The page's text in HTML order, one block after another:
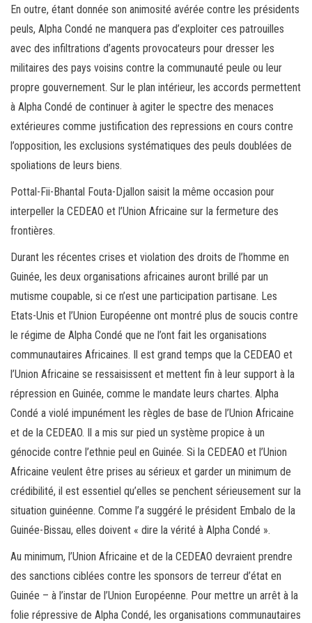
En outre, étant donnée son animosité avérée contre les présidents
peuls, Alpha Condé ne manquera pas d’exploiter ces patrouilles
avec des infiltrations d’agents provocateurs pour dresser les
militaires des pays voisins contre la communauté peule ou leur
propre gouvernement. Sur le plan intérieur, les accords permettent
à Alpha Condé de continuer à agiter le spectre des menaces
extérieures comme justification des repressions en cours contre
l’opposition, les exclusions systématiques des peuls doublées de
spoliations de leurs biens.
Pottal-Fii-Bhantal Fouta-Djallon saisit la même occasion pour
interpeller la CEDEAO et l’Union Africaine sur la fermeture des
frontières.
Durant les récentes crises et violation des droits de l’homme en
Guinée, les deux organisations africaines auront brillé par un
mutisme coupable, si ce n’est une participation partisane. Les
Etats-Unis et l’Union Européenne ont montré plus de soucis contre
le régime de Alpha Condé que ne l’ont fait les organisations
communautaires Africaines. Il est grand temps que la CEDEAO et
l’Union Africaine se ressaisissent et mettent fin à leur support à la
répression en Guinée, comme le mandate leurs chartes. Alpha
Condé a violé impunément les règles de base de l’Union Africaine
et de la CEDEAO. Il a mis sur pied un système propice à un
génocide contre l’ethnie peul en Guinée. Si la CEDEAO et l’Union
Africaine veulent être prises au sérieux et garder un minimum de
crédibilité, il est essentiel qu’elles se penchent sérieusement sur la
situation guinéenne. Comme l’a suggéré le président Embalo de la
Guinée-Bissau, elles doivent « dire la vérité à Alpha Condé ».
Au minimum, l’Union Africaine et de la CEDEAO devraient prendre
des sanctions ciblées contre les sponsors de terreur d’état en
Guinée – à l’instar de l’Union Européenne. Pour mettre un arrêt à la
folie répressive de Alpha Condé, les organisations communautaires